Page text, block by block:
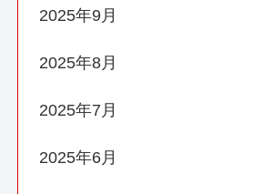
2025年9月
2025年8月
2025年7月
2025年6月